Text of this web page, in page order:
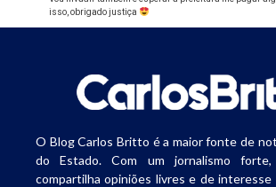
isso, obrigado justiça
O Blog Carlos Britto é a maior fonte de
do Estado. Com um jornalismo forte,
compartilha opiniões livres e de interesse